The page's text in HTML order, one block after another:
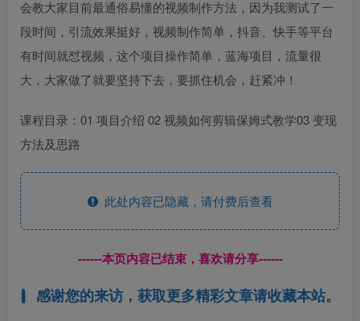
会教大家目前最通俗易懂的视频制作方法，因为我测试了一
段时间，引流效果挺好，视频制作简单，抖音、快手等平台
有时间就怼视频，这个项目操作简单，蓝海项目，流量很
大，大家做了就要坚持下去，要抓住机会，赶紧冲！
课程目录：01 项目介绍 02 视频如何剪辑保姆式教学03 变现
方法及思路
此处内容已隐藏，请付费后查看
------本页内容已结束，喜欢请分享------
感谢您的来访，获取更多精彩文章请收藏本站。